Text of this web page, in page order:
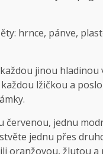
hrnce, pánve,
jinou
lžičkou a
červenou, jednu
jednu přes
oranžovou, žlutou